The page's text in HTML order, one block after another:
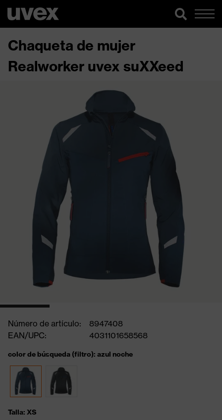
Chaqueta de mujer
Realworker uvex suXXeed
Número de artículo:
8947408
EAN/UPC:
4031101658568
color de búsqueda (filtro): azul noche
Talla: XS